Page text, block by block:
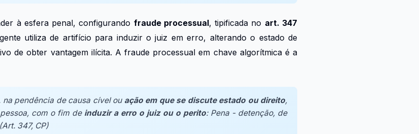
à esfera penal, configurando fraude processual, tipificada no art. 347
utiliza de artifício para induzir o juiz em erro, alterando o estado de
de obter vantagem ilícita. A fraude processual em chave algorítmica é a
pendência de causa cível ou ação em que se discute estado ou direito,
com o fim de induzir a erro o juiz ou o perito: Pena - detenção, de
347, CP)